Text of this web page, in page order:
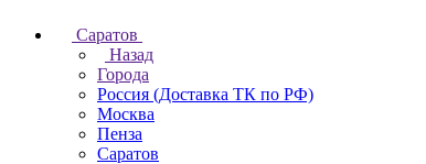
Саратов
Назад
Города
Россия (Доставка ТК по РФ)
Москва
Пенза
Саратов